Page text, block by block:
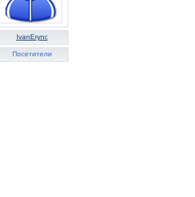
IvanErync
Посетители